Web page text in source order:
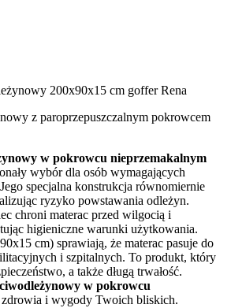
z paroprzepuszczalnym pokrowcem
w pokrowcu nieprzemakalnym
wybór dla osób wymagających
specjalna konstrukcja równomiernie
ryzyko powstawania odleżyn.
chroni materac przed wilgocią i
higieniczne warunki użytkowania.
cm) sprawiają, że materac pasuje do
i szpitalnych. To produkt, który
a także długą trwałość.
w pokrowcu
zdrowia i wygody Twoich bliskich.